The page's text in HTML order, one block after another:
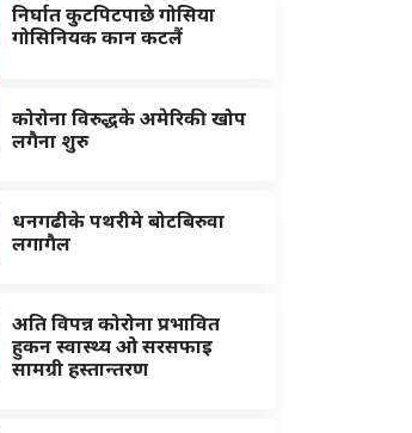
निर्घात कुटपिटपाछे गोसिया
गोसिनियक कान कटलैं
कोरोना विरुद्धके अमेरिकी खोप
लगैना शुरु
धनगढीके पथरीमे बोटबिरुवा
लगागैल
अति विपन्न कोरोना प्रभावित
हुकन स्वास्थ्य ओ सरसफाइ
सामग्री हस्तान्तरण